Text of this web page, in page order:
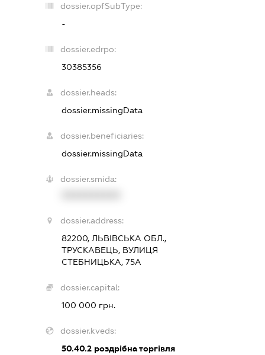
dossier.opfSubType:
-
dossier.edrpo:
30385356
dossier.heads:
dossier.missingData
dossier.beneficiaries:
dossier.missingData
dossier.smida:
dossier.address:
82200, ЛЬВІВСЬКА ОБЛ.,
ТРУСКАВЕЦЬ, ВУЛИЦЯ
СТЕБНИЦЬКА, 75А
dossier.capital:
100 000 грн.
dossier.kveds:
50.40.2роздрібна торгівля